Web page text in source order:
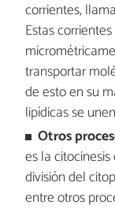
corrientes,
Estas
transportar
de esto en su
lipídicas se
Otros
es la citocinesis
división del
entre otros